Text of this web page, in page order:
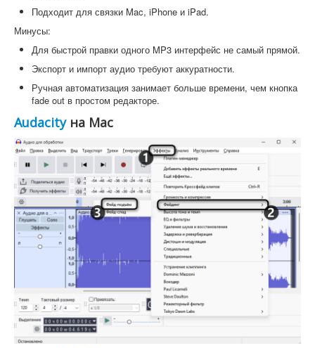
Подходит для связки Mac, iPhone и iPad.
Минусы:
Для быстрой правки одного MP3 интерфейс не самый прямой.
Экспорт и импорт аудио требуют аккуратности.
Ручная автоматизация занимает больше времени, чем кнопка
fade out в простом редакторе.
Audacityна Mac